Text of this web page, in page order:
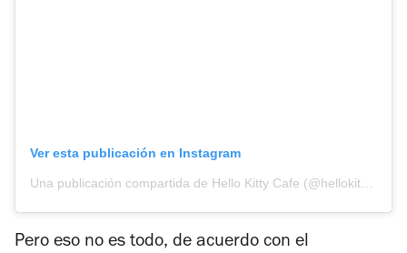
Ver esta publicación en Instagram
Pero eso no es todo, de acuerdo con el